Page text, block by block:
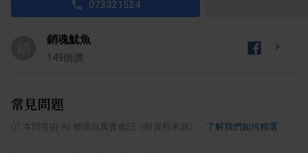
073321524
銷魂魷魚
149個讚
常見問題
本問答由 AI 整理自真實食記（附資料來源） 了解我們如何精選